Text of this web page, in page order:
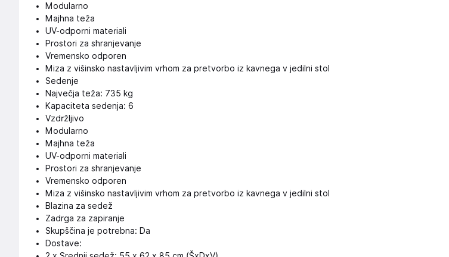
Modularno
Majhna teža
UV-odporni materiali
Prostori za shranjevanje
Vremensko odporen
Miza z višinsko nastavljivim vrhom za pretvorbo iz kavnega v jedilni stol
Sedenje
Največja teža: 735 kg
Kapaciteta sedenja: 6
Vzdržljivo
Modularno
Majhna teža
UV-odporni materiali
Prostori za shranjevanje
Vremensko odporen
Miza z višinsko nastavljivim vrhom za pretvorbo iz kavnega v jedilni stol
Blazina za sedež
Zadrga za zapiranje
Skupščina je potrebna: Da
Dostave: